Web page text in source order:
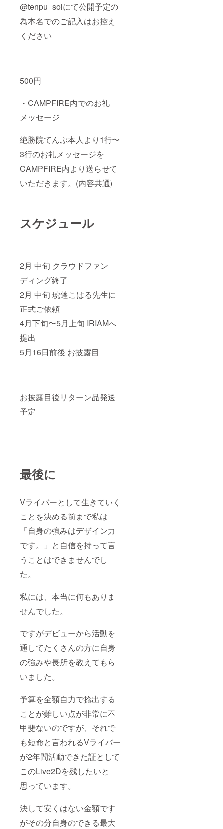
@tenpu_solにて公開予定の
為本名でのご記入はお控え
ください
500円
・CAMPFIRE内でのお礼
メッセージ
絶勝院てんぷ本人より1行〜
3行のお礼メッセージを
CAMPFIRE内より送らせて
いただきます。(内容共通)
スケジュール
2月 中旬 クラウドファン
ディング終了
2月 中旬 琥蓬こはる先生に
正式ご依頼
4月下旬〜5月上旬 IRIAMへ
提出
5月16日前後 お披露目
お披露目後リターン品発送
予定
最後に
Vライバーとして生きていく
ことを決める前まで私は
「自身の強みはデザイン力
です。」と自信を持って言
うことはできませんでし
た。
私には、本当に何もありま
せんでした。
ですがデビューから活動を
通してたくさんの方に自身
の強みや長所を教えてもら
いました。
予算を全額自力で捻出する
ことが難しい点が非常に不
甲斐ないのですが、それで
も短命と言われるVライバー
が2年間活動できた証として
このLive2Dを残したいと
思っています。
決して安くはない金額です
がその分自身のできる最大